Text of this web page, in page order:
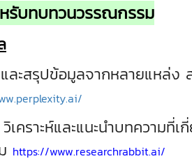
รับทบทวนวรรณกรรม
ละสรุปข้อมูลจากหลายแหล่ง
วิเคราะห์และแนะนำบทความ
https://www.researchrabbit.ai/